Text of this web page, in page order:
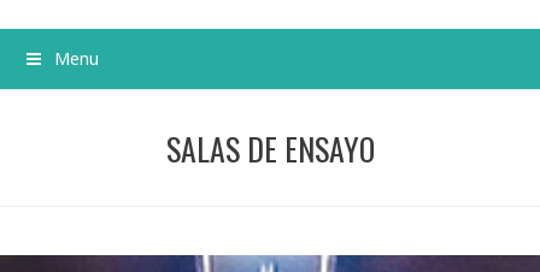
Menu
SALAS DE ENSAYO